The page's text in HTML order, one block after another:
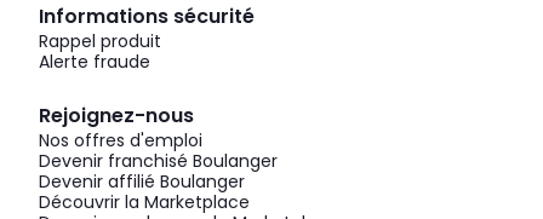
Informations sécurité
Rappel produit
Alerte fraude
Rejoignez-nous
Nos offres d'emploi
Devenir franchisé Boulanger
Devenir affilié Boulanger
Découvrir la Marketplace